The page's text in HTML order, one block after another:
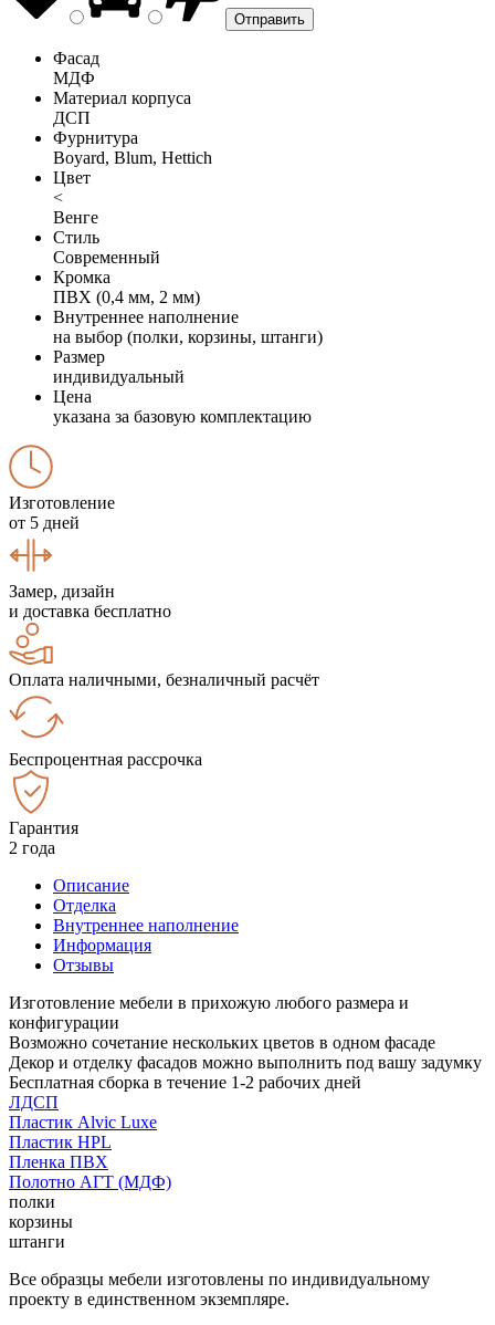
Фасад
МДФ
Материал корпуса
ДСП
Фурнитура
Boyard, Blum, Hettich
Цвет
<
Венге
Стиль
Современный
Кромка
ПВХ (0,4 мм, 2 мм)
Внутреннее наполнение
на выбор (полки, корзины, штанги)
Размер
индивидуальный
Цена
указана за базовую комплектацию
Изготовление
от 5 дней
Замер, дизайн
и доставка бесплатно
Оплата наличными, безналичный расчёт
Беспроцентная рассрочка
Гарантия
2 года
Описание
Отделка
Внутреннее наполнение
Информация
Отзывы
Изготовление мебели в прихожую любого размера и
конфигурации
Возможно сочетание нескольких цветов в одном фасаде
Декор и отделку фасадов можно выполнить под вашу задумку
Бесплатная сборка в течение 1-2 рабочих дней
ЛДСП
Пластик Alvic Luxe
Пластик HPL
Пленка ПВХ
Полотно АГТ (МДФ)
полки
корзины
штанги
Все образцы мебели изготовлены по индивидуальному
проекту в единственном экземпляре.